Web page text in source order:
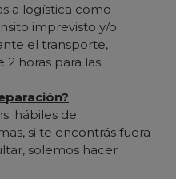
a logística como
imprevisto y/o
el transporte,
horas para las
hábiles de
si te encontrás fuera
solemos hacer